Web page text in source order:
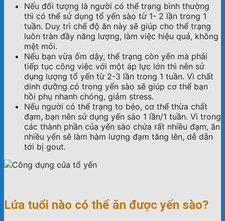
Nếu đối tượng là người có thể trạng bình thường
thì có thể sử dụng tổ yến sào từ 1- 2 lần trong 1
tuần. Duy trì chế độ ăn này sẽ giúp cho thể trạng
luôn tràn đầy năng lượng, làm việc hiệu quả, không
mệt mỏi.
Nếu bạn vừa ốm dậy, thể trạng còn yến mà phải
tiếp tục công việc với một áp lực lớn thì nên sử
dụng lượng tổ yến từ 2-3 lần trong 1 tuần. Vì chất
dinh dưỡng có trong yến sào sẽ giúp cơ thể bạn
hồi phụ nhanh chóng, giảm stress.
Nếu người có thể trạng to béo, cơ thể thừa chất
đạm, bạn nên sử dụng yến sào 1 lần/1 tuần. Vì trong
các thành phần của yến sào chứa rất nhiều đạm, ăn
nhiều yến sẽ làm hàm lượng đạm tăng lên, dễ dẫn
tới bị gout.
Lứa tuổi nào có thể ăn được yến sào?